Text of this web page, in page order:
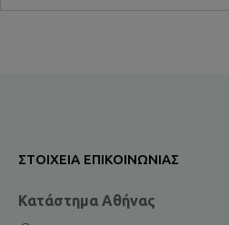
ΣΤΟΙΧΕΊΑ ΕΠΙΚΟΙΝΩΝΊΑΣ
Κατάστημα Αθήνας